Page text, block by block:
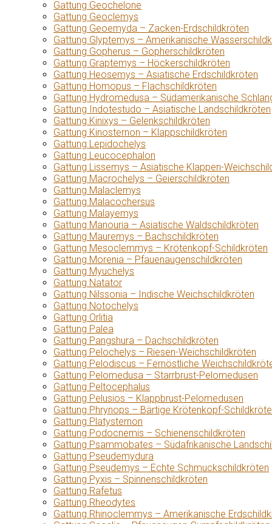
Gattung Geochelone
Gattung Geoclemys
Gattung Geoemyda – Zacken-Erdschildkröten
Gattung Glyptemys – Amerikanische
Gattung Gopherus – Gopherschildkröten
Gattung Graptemys – Höckerschildkröten
Gattung Heosemys – Asiatische Erdschildkröten
Gattung Homopus – Flachschildkröten
Gattung Hydromedusa – Südamerikanische
Gattung Indotestudo – Asiatische Landschildkröten
Gattung Kinixys – Gelenkschildkröten
Gattung Kinosternon – Klappschildkröten
Gattung Lepidochelys
Gattung Leucocephalon
Gattung Lissemys – Asiatische Klappen-
Gattung Macrochelys – Geierschildkröten
Gattung Malaclemys
Gattung Malacochersus
Gattung Malayemys
Gattung Manouria – Asiatische Waldschildkröten
Gattung Mauremys – Bachschildkröten
Gattung Mesoclemmys – Krötenkopf-Schildkröten
Gattung Morenia – Pfauenaugenschildkröten
Gattung Myuchelys
Gattung Natator
Gattung Nilssonia – Indische Weichschildkröten
Gattung Notochelys
Gattung Orlitia
Gattung Palea
Gattung Pangshura – Dachschildkröten
Gattung Pelochelys – Riesen-Weichschildkröten
Gattung Pelodiscus – Fernöstliche
Gattung Pelomedusa – Starrbrust-Pelomedusen
Gattung Peltocephalus
Gattung Pelusios – Klappbrust-Pelomedusen
Gattung Phrynops – Bärtige Krötenkopf-
Gattung Platysternon
Gattung Podocnemis – Schienenschildkröten
Gattung Psammobates – Südafrikanische
Gattung Pseudemydura
Gattung Pseudemys – Echte Schmuckschildkröten
Gattung Pyxis – Spinnenschildkröten
Gattung Rafetus
Gattung Rheodytes
Gattung Rhinoclemmys – Amerikanische